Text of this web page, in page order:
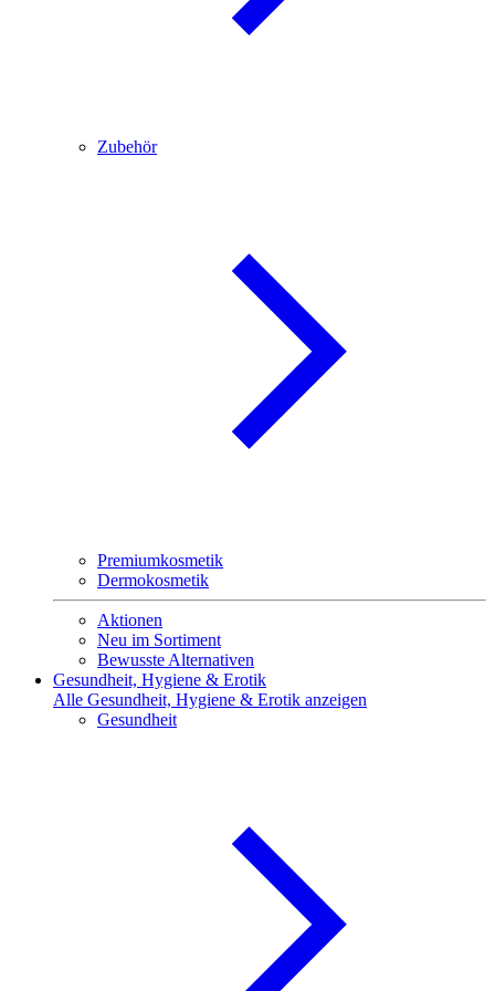
Zubehör
Premiumkosmetik
Dermokosmetik
Aktionen
Neu im Sortiment
Bewusste Alternativen
Gesundheit, Hygiene & Erotik
Alle Gesundheit, Hygiene & Erotik anzeigen
Gesundheit